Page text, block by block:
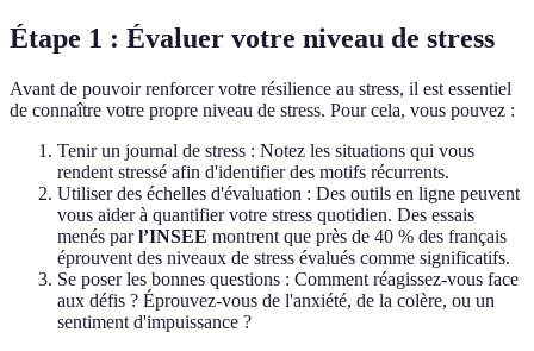
Étape 1 : Évaluer votre niveau de stress
Avant de pouvoir renforcer votre résilience au stress, il est essentiel
de connaître votre propre niveau de stress. Pour cela, vous pouvez :
Tenir un journal de stress : Notez les situations qui vous
rendent stressé afin d'identifier des motifs récurrents.
Utiliser des échelles d'évaluation : Des outils en ligne peuvent
vous aider à quantifier votre stress quotidien. Des essais
menés parl’INSEE montrent que près de 40 % des français
éprouvent des niveaux de stress évalués comme significatifs.
Se poser les bonnes questions : Comment réagissez-vous face
aux défis ? Éprouvez-vous de l'anxiété, de la colère, ou un
sentiment d'impuissance ?